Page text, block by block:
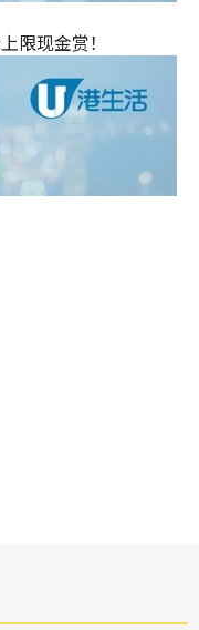
限现金赏！